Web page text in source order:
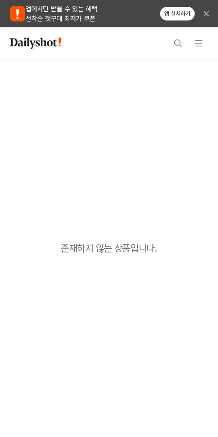
앱에서만 받을 수 있는 혜택
선착순 첫구매 최저가 쿠폰
앱 설치하기
존재하지 않는 상품입니다.